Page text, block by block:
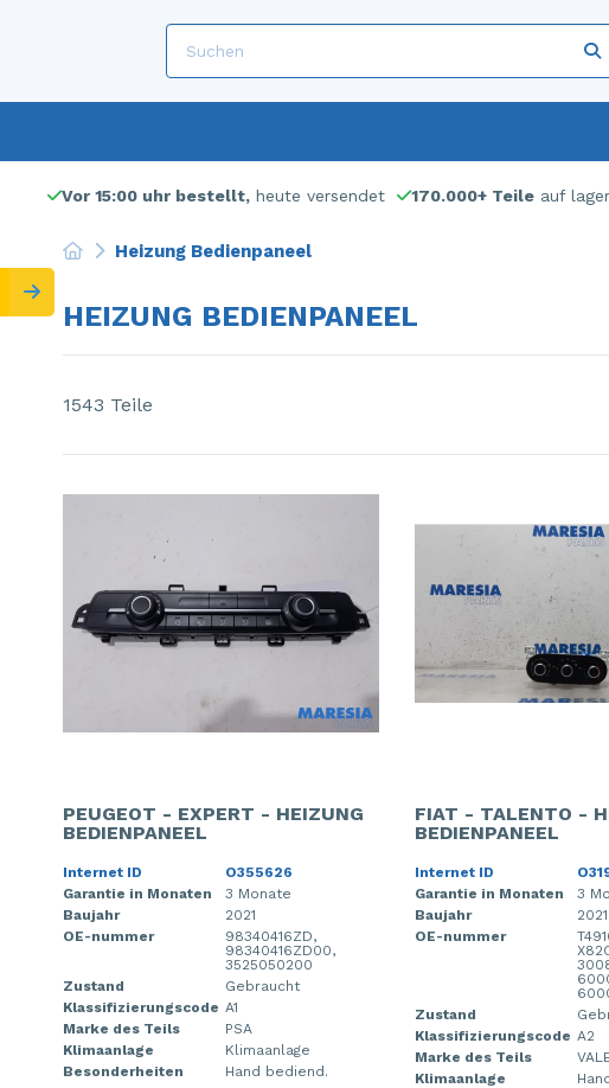
Vor 15:00 uhr bestellt, heute versendet 170.000+ Teile auf lager
Heizung Bedienpaneel
HEIZUNG BEDIENPANEEL
1543 Teile
PEUGEOT - EXPERT - HEIZUNG
BEDIENPANEEL
Internet ID
O355626
Garantie in Monaten
3 Monate
Baujahr
2021
OE-nummer
98340416ZD,
98340416ZD00,
3525050200
Zustand
Gebraucht
Klassifizierungscode A1
Marke des Teils
PSA
Klimaanlage
Klimaanlage
Besonderheiten
Hand bediend.
FIAT - TALENTO -
BEDIENPANEEL
Internet ID
Garantie in Monaten
3
Baujahr
2021
OE-nummer
Zustand
Klassifizierungscode A2
Marke des Teils
Klimaanlage